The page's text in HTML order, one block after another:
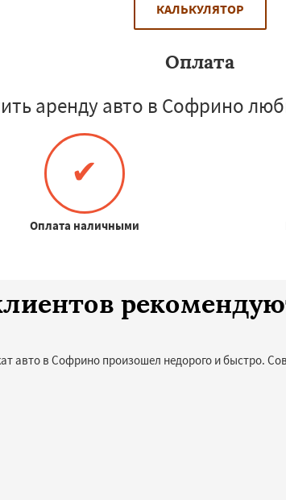
КАЛЬКУЛЯТОР
Оплата
аренду авто в Софрино
✔
Оплата наличными
авто в Софрино произошел недорого и быстро.